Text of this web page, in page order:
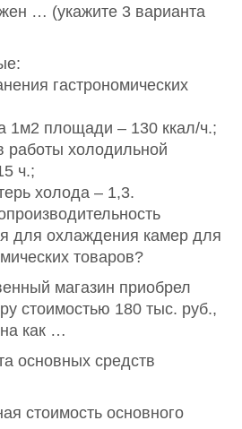
… (укажите 3 варианта
гастрономических
1м2 площади – 130 ккал/ч.;
работы холодильной
ч.;
холода – 1,3.
для охлаждения камер для
товаров?
магазин приобрел
стоимостью 180 тыс. руб.,
как …
основных средств
стоимость основного